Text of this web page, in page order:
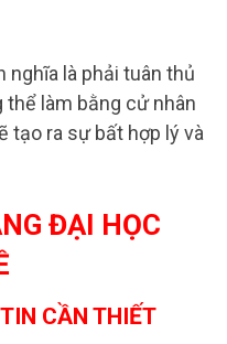
nghĩa là phải tuân thủ
thể làm bằng cử nhân
tạo ra sự bất hợp lý và
ĐẠI HỌC
CẦN THIẾT